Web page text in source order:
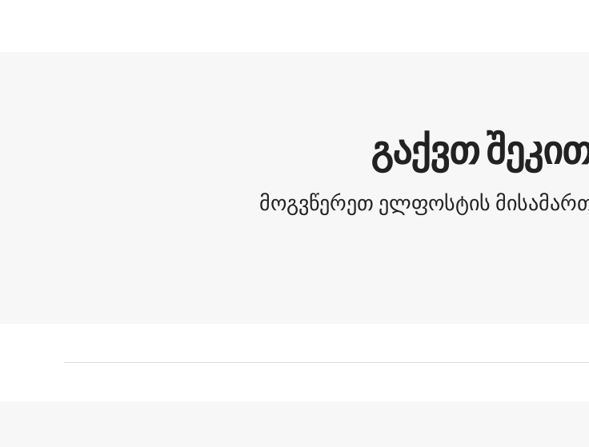
გაქვთ
მოგვწერეთ ელფოსტის